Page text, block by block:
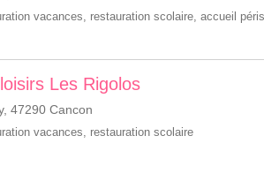
vacances, restauration scolaire, accueil
Les Rigolos
47290 Cancon
vacances, restauration scolaire